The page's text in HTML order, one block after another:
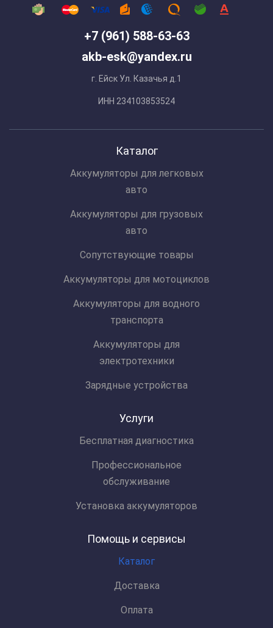
+7 (961) 588-63-63
akb-esk@yandex.ru
г. Ейск Ул. Казачья д.1
ИНН 234103853524
Каталог
Аккумуляторы для легковых
авто
Аккумуляторы для грузовых
авто
Сопутствующие товары
Аккумуляторы для мотоциклов
Аккумуляторы для водного
транспорта
Аккумуляторы для
электротехники
Зарядные устройства
Услуги
Бесплатная диагностика
Профессиональное
обслуживание
Установка аккумуляторов
Помощь и сервисы
Каталог
Доставка
Оплата